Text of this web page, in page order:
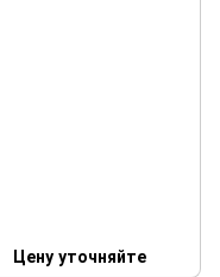
Цену уточняйте